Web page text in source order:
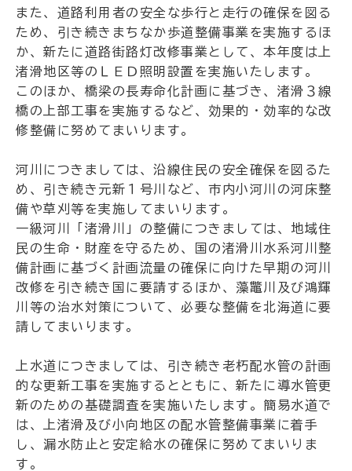
また、道路利用者の安全な歩行と走行の確保を図る
ため、引き続きまちなか歩道整備事業を実施するほ
か、新たに道路街路灯改修事業として、本年度は上
渚滑地区等のＬＥＤ照明設置を実施いたします。
このほか、橋梁の長寿命化計画に基づき、渚滑３線
橋の上部工事を実施するなど、効果的・効率的な改
修整備に努めてまいります。
河川につきましては、沿線住民の安全確保を図るた
め、引き続き元新１号川など、市内小河川の河床整
備や草刈等を実施してまいります。
一級河川「渚滑川」の整備につきましては、地域住
民の生命・財産を守るため、国の渚滑川水系河川整
備計画に基づく計画流量の確保に向けた早期の河川
改修を引き続き国に要請するほか、藻鼈川及び鴻輝
川等の治水対策について、必要な整備を北海道に要
請してまいります。
上水道につきましては、引き続き老朽配水管の計画
的な更新工事を実施するとともに、新たに導水管更
新のための基礎調査を実施いたします。簡易水道で
は、上渚滑及び小向地区の配水管整備事業に着手
し、漏水防止と安定給水の確保に努めてまいりま
す。